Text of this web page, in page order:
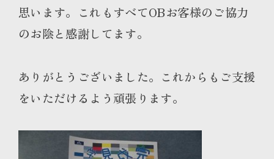
思います。これもすべてOBお客様のご協力
のお陰と感謝してます。
ありがとうございました。これからもご支援
をいただけるよう頑張ります。